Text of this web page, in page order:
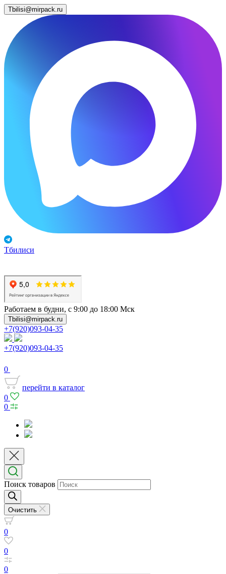
Tbilisi@mirpack.ru
Тбилиси
Работаем в будни, с 9:00 до 18:00 Мск
Tbilisi@mirpack.ru
+7(920)093-04-35
+7(920)093-04-35
0
перейти в каталог
0
0
Поиск товаров
Очистить
0
0
0